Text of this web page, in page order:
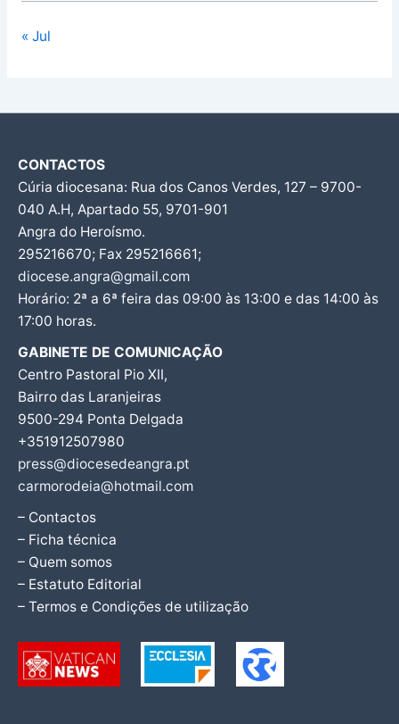
« Jul
CONTACTOS
Cúria diocesana: Rua dos Canos Verdes, 127 – 9700-
040 A.H, Apartado 55, 9701-901
Angra do Heroísmo.
295216670; Fax 295216661;
diocese.angra@gmail.com
Horário: 2ª a 6ª feira das 09:00 às 13:00 e das 14:00 às
17:00 horas.
GABINETE DE COMUNICAÇÃO
Centro Pastoral Pio XII,
Bairro das Laranjeiras
9500-294 Ponta Delgada
+351912507980
press@diocesedeangra.pt
carmorodeia@hotmail.com
– Contactos
– Ficha técnica
– Quem somos
– Estatuto Editorial
– Termos e Condições de utilização